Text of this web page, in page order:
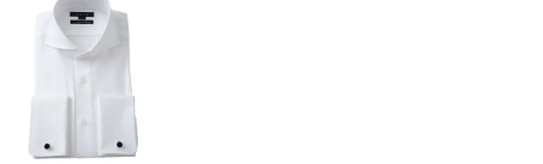
●ホリゾンタルカラー+ダブルカフス！
衿の開き角度が大きい、通常のワイドカラーとは一線を
画した衿型＝それがホリゾンタルカラーシャツ。
アンタイド（ノーネクタイ）で着用するとややオープンカラ
ー気味に開く絶妙なラインがとても小粋！
▼スポット商品につき再入荷はございませんのでご了承
ください
▼ナチュラルフィットとは？
後ろ身頃にダーツを入れて、ウエスト部分をやや絞ったス
タイルです。
適度に絞ったウエストラインは細すぎず、それでいてダボ